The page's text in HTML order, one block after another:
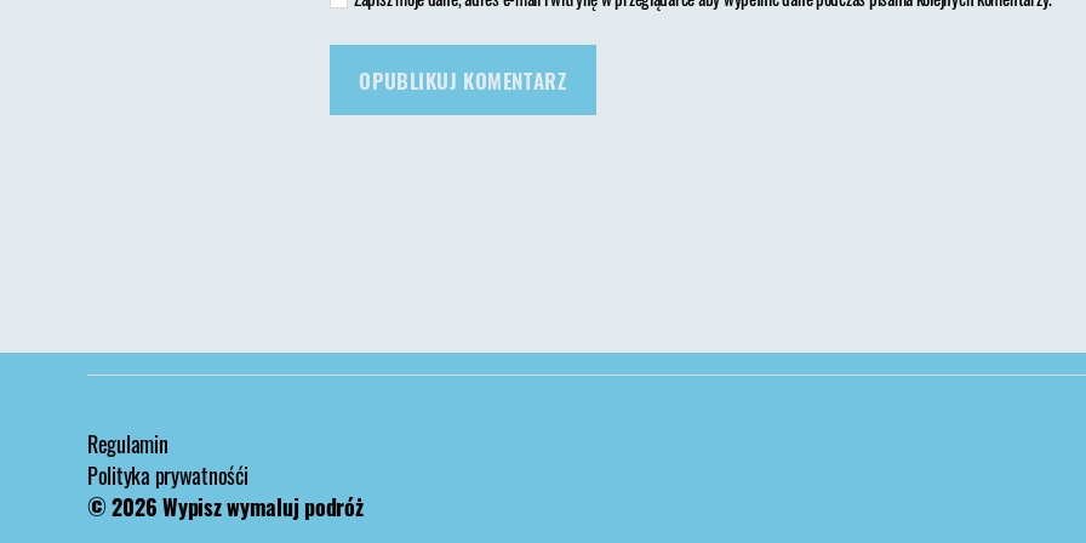
Regulamin
Polityka prywatnośći
© 2026Wypisz wymaluj podróż